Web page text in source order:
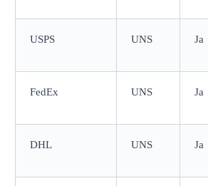
USPS UNS Ja
FedEx UNS Ja
DHL UNS Ja